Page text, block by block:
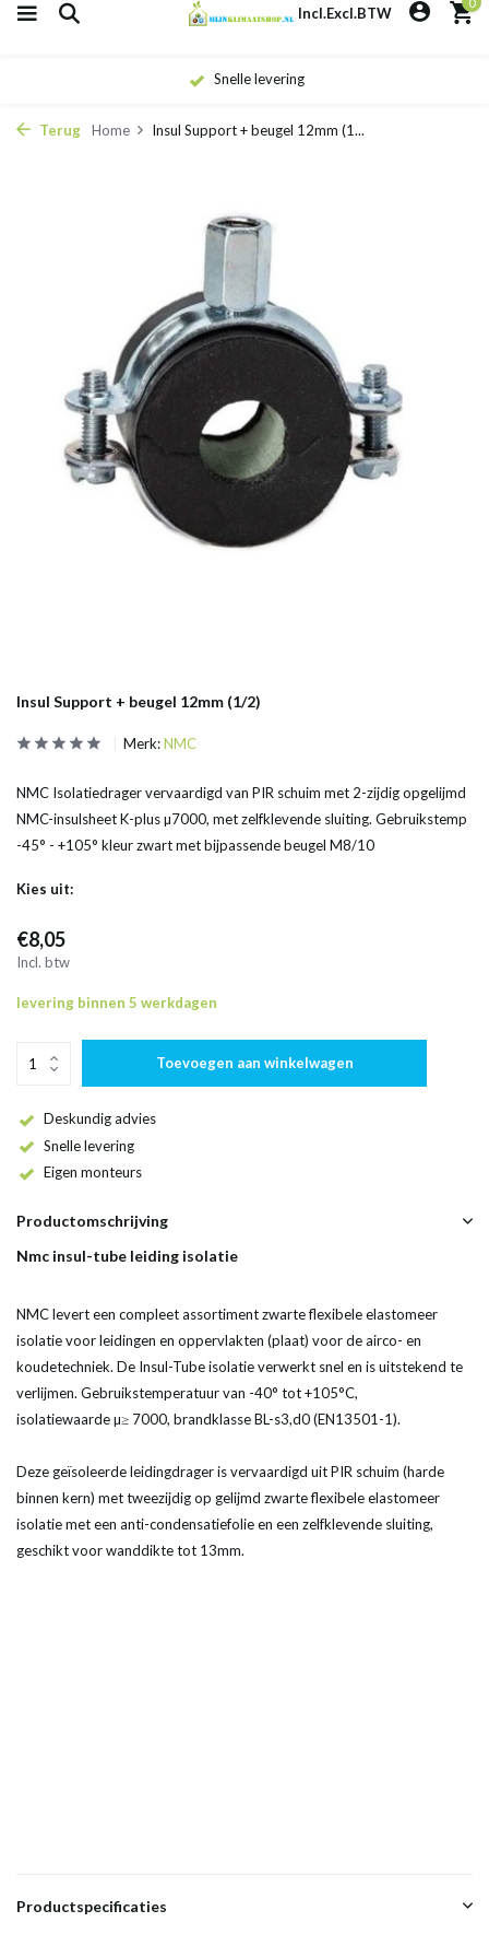
Incl.Excl.BTW
Snelle levering
Terug Home Insul Support + beugel 12mm (1...
Insul Support + beugel 12mm (1/2)
Merk:NMC
NMC Isolatiedrager vervaardigd van PIR schuim met 2-zijdig opgelijmd
NMC-insulsheet K-plus µ7000, met zelfklevende sluiting. Gebruikstemp
-45° - +105° kleur zwart met bijpassende beugel M8/10
Kies uit:
€8,05
Incl. btw
levering binnen 5 werkdagen
Toevoegen aan winkelwagen
Deskundig advies
Snelle levering
Eigen monteurs
Productomschrijving
Nmc insul-tube leiding isolatie
NMC levert een compleet assortiment zwarte flexibele elastomeer
isolatie voor leidingen en oppervlakten (plaat) voor de airco- en
koudetechniek. De Insul-Tube isolatie verwerkt snel en is uitstekend te
verlijmen. Gebruikstemperatuur van -40° tot +105°C,
isolatiewaarde µ≥ 7000, brandklasse BL-s3,d0 (EN13501-1).
Deze geïsoleerde leidingdrager is vervaardigd uit PIR schuim (harde
binnen kern) met tweezijdig op gelijmd zwarte flexibele elastomeer
isolatie met een anti-condensatiefolie en een zelfklevende sluiting,
geschikt voor wanddikte tot 13mm.
Productspecificaties